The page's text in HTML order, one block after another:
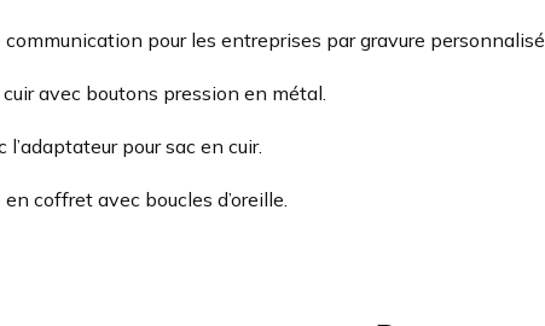
communication pour les entreprises par gravure
avec boutons pression en métal.
l’adaptateur pour sac en cuir.
coffret avec boucles d’oreille.